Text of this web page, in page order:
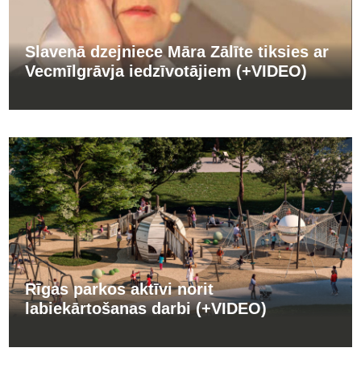
Slavenā dzejniece Māra Zālīte tiksies ar
Vecmīlgrāvja iedzīvotājiem (+VIDEO)
Rīgas parkos aktīvi norit
labiekārtošanas darbi (+VIDEO)